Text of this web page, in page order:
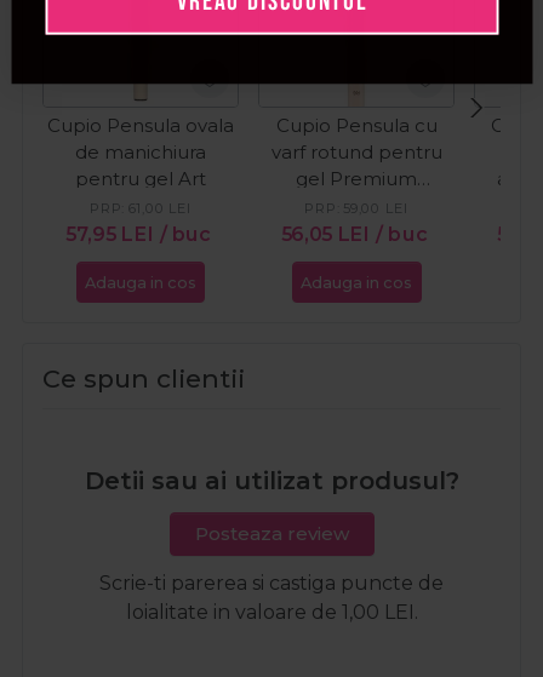
Cupio Pensula ovala
de manichiura
pentru gel Art
57,95 LEI / buc
PRP:61,00 LEI
Adauga in cos
Cupio Pensula cu
varf rotund pentru
gel Premium
Kolinsky Nr. 6
56,05 LEI / buc
PRP: 59,00 LEI
Adauga in cos
Ce spun clientii
Detii sau ai utilizat produsul?
Posteaza review
Scrie-ti parerea si castiga puncte de
loialitate in valoare de 1,00 LEI.